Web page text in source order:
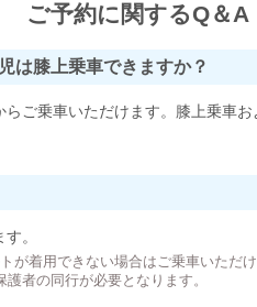
ご予約に関するQ＆A
は膝上乗車できますか？
ご乗車いただけます。膝上乗車
。
着用できない場合はご乗車いただけ
者の同行が必要となります。